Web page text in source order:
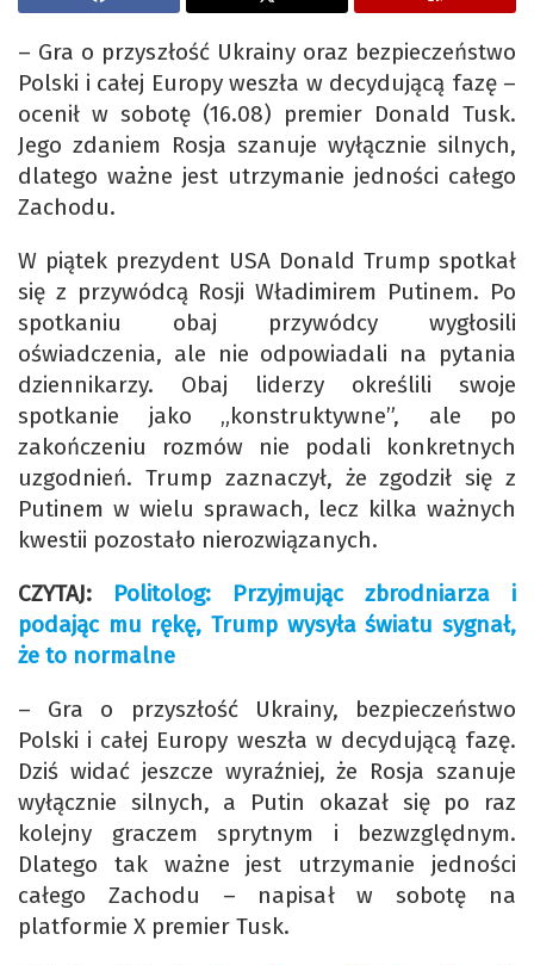
– Gra o przyszłość Ukrainy oraz bezpieczeństwo
Polski i całej Europy weszła w decydującą fazę –
ocenił w sobotę (16.08) premier Donald Tusk.
Jego zdaniem Rosja szanuje wyłącznie silnych,
dlatego ważne jest utrzymanie jedności całego
Zachodu.
W piątek prezydent USA Donald Trump spotkał
się z przywódcą Rosji Władimirem Putinem. Po
spotkaniu obaj przywódcy wygłosili
oświadczenia, ale nie odpowiadali na pytania
dziennikarzy. Obaj liderzy określili swoje
spotkanie jako „konstruktywne”, ale po
zakończeniu rozmów nie podali konkretnych
uzgodnień. Trump zaznaczył, że zgodził się z
Putinem w wielu sprawach, lecz kilka ważnych
kwestii pozostało nierozwiązanych.
CZYTAJ: Politolog: Przyjmując zbrodniarza i
podając mu rękę, Trump wysyła światu sygnał,
że to normalne
– Gra o przyszłość Ukrainy, bezpieczeństwo
Polski i całej Europy weszła w decydującą fazę.
Dziś widać jeszcze wyraźniej, że Rosja szanuje
wyłącznie silnych, a Putin okazał się po raz
kolejny graczem sprytnym i bezwzględnym.
Dlatego tak ważne jest utrzymanie jedności
całego Zachodu – napisał w sobotę na
platformie X premier Tusk.